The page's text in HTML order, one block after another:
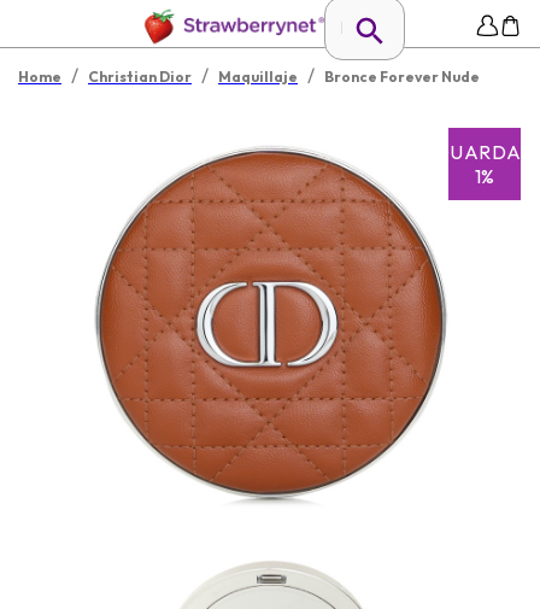
Home / Christian Dior / Maquillaje / Bronce Forever Nude
GUARDAR
1%